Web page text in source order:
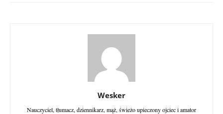
Wesker
Nauczyciel, tłumacz, dziennikarz, mąż, świeżo upieczony ojciec i amator